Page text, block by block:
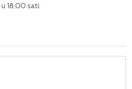
18,00 sati.